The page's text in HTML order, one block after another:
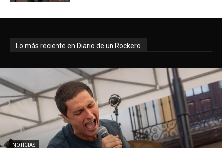
Lo más reciente en Diario de un Rockero
NOTICIAS